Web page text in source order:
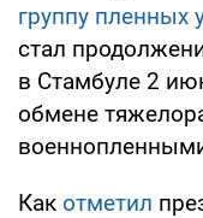
группу пленных
стал
в Стамбуле 2
обмене
Как отметил